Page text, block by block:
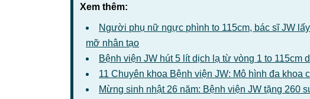
Xem thêm:
Người phụ nữ ngực phình to 115cm, bác sĩ JW
mỡ nhân tạo
Bệnh viện JW hút 5 lít dịch lạ từ vòng 1 to 115cm
11 Chuyên khoa Bệnh viện JW: Mô hình đa khoa
Mừng sinh nhật 26 năm: Bệnh viện JW tặng 260